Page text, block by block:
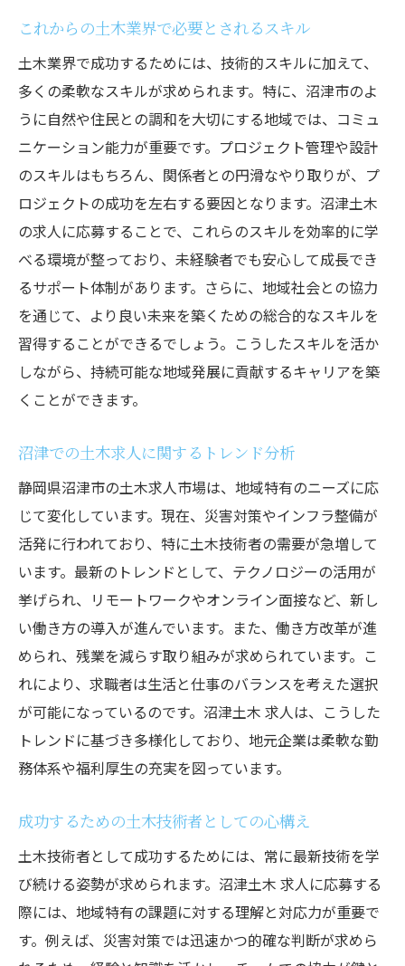
自然環境と共に働く土木職のやりがい
自然保護と開発を両立させるキャリアの選
択
地域の特性を理解した求人検索の重要性
沼津の自然を活かした土木プロジェクト事
例
環境に配慮した土木設計の求人事情
自然環境と調和するキャリアビジョンの実
現
沼津土木求人で次なるステージへ進むためのス
テップ
キャリアチェンジを考慮した求人選び
プロフェッショナルネットワークの構築法
ニング
資格取得のメリットとその効果的な活用法
技術と知識を活かしキャリアを広げる方法
沼津でのキャリアゴールを設定する重要性
あなたの働き方を変える沼津市での土木求人の
見つけ方
働き方改革に対応した求人の特徴
柔軟な勤務形態を活用したキャリア構築
ワークライフバランスを考慮した求人選択
リモートワークが可能な土木職の可能性
テクノロジーを活かした新しい働き方の提
自分に合った働き方を見つけるための自己
分析
これからの土木業界で必要とされるスキル
土木業界で成功するためには、技術的スキルに加えて、
多くの柔軟なスキルが求められます。特に、沼津市のよ
うに自然や住民との調和を大切にする地域では、コミュ
ニケーション能力が重要です。プロジェクト管理や設計
のスキルはもちろん、関係者との円滑なやり取りが、プ
ロジェクトの成功を左右する要因となります。沼津土木
の求人に応募することで、これらのスキルを効率的に学
べる環境が整っており、未経験者でも安心して成長でき
るサポート体制があります。さらに、地域社会との協力
を通じて、より良い未来を築くための総合的なスキルを
習得することができるでしょう。こうしたスキルを活か
しながら、持続可能な地域発展に貢献するキャリアを築
くことができます。
沼津での土木求人に関するトレンド分析
静岡県沼津市の土木求人市場は、地域特有のニーズに応
じて変化しています。現在、災害対策やインフラ整備が
活発に行われており、特に土木技術者の需要が急増して
います。最新のトレンドとして、テクノロジーの活用が
挙げられ、リモートワークやオンライン面接など、新し
い働き方の導入が進んでいます。また、働き方改革が進
められ、残業を減らす取り組みが求められています。こ
れにより、求職者は生活と仕事のバランスを考えた選択
が可能になっているのです。沼津土木 求人は、こうした
トレンドに基づき多様化しており、地元企業は柔軟な勤
務体系や福利厚生の充実を図っています。
成功するための土木技術者としての心構え
土木技術者として成功するためには、常に最新技術を学
び続ける姿勢が求められます。沼津土木 求人に応募する
際には、地域特有の課題に対する理解と対応力が重要で
す。例えば、災害対策では迅速かつ的確な判断が求めら